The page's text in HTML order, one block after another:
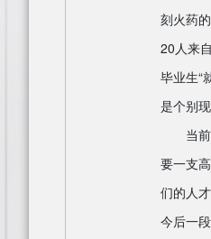
刻火药
20人来
毕业生“
是个别现
当
要一支
们的人
今后一